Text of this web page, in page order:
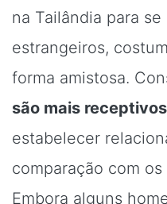
na Tailândia para
estrangeiros,
forma amistosa.
são mais receptivos
estabelecer
comparação com
Embora alguns